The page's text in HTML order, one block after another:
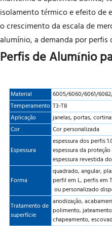
isolamento térmico e efeito de
o crescimento da escala de
alumínio, a demanda por
Perfis de Alumínio
Material
6005/6060/6061/
Temperamento T3-T8
Aplicação
janelas, portas,
Cor
Cor personalizada
Espessura
espessura dos perfis
espessura da
espessura revestida
Forma
quadrado, angular,
perfil em L, perfis em
ou personalizado
Tratamento de
superfície
anodização,
polimento,
chapeamento,